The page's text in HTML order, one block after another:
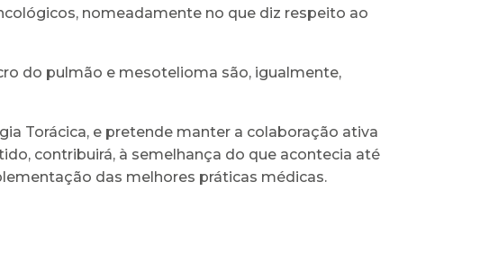
nomeadamente no que diz respeito ao
do pulmão e mesotelioma são, igualmente,
Torácica, e pretende manter a colaboração ativa
contribuirá, à semelhança do que acontecia até
das melhores práticas médicas.